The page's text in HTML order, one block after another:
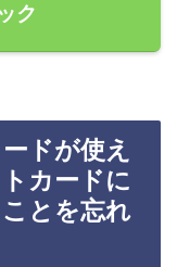
ク
ドが使え
カードに
とを忘れ